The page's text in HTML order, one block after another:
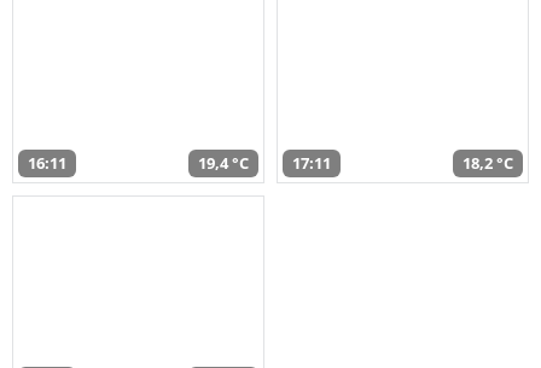
16:11 19,4 °C 17:11 18,2 °C